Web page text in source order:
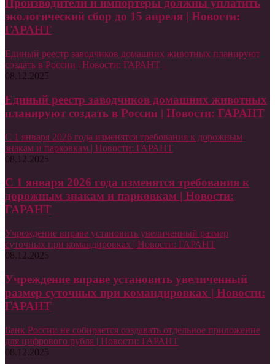
Производители и импортеры должны уплатить
экологический сбор до 15 апреля | Новости:
ГАРАНТ
Единый реестр заводчиков домашних животных планируют
создать в России | Новости: ГАРАНТ
08.12.2025
Единый реестр заводчиков домашних животных
планируют создать в России | Новости: ГАРАНТ
С 1 января 2026 года изменятся требования к дорожным
знакам и парковкам | Новости: ГАРАНТ
08.12.2025
С 1 января 2026 года изменятся требования к
дорожным знакам и парковкам | Новости:
ГАРАНТ
Учреждение вправе установить увеличенный размер
суточных при командировках | Новости: ГАРАНТ
08.12.2025
Учреждение вправе установить увеличенный
размер суточных при командировках | Новости:
ГАРАНТ
Банк России не собирается создавать отдельное приложение
для цифрового рубля | Новости: ГАРАНТ
08.12.2025